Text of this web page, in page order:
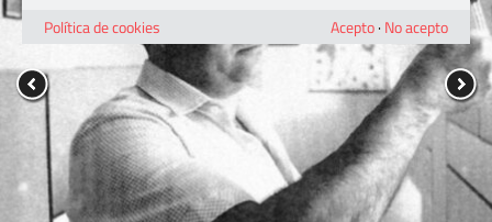
Política de cookies
Acepto· No acepto